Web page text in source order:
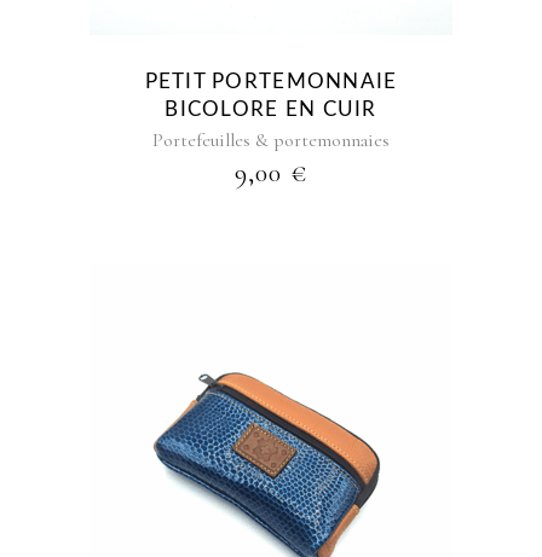
PETIT PORTEMONNAIE
BICOLORE EN CUIR
Portefeuilles & portemonnaies
9,00 €